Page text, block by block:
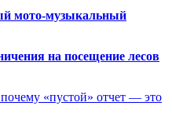
мото-музыкальный
на посещение лесов
«пустой» отчет — это